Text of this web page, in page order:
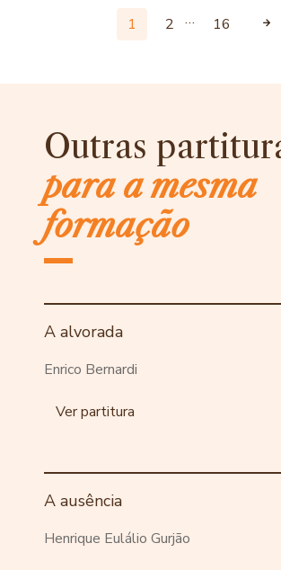
1 2 … 16
Outras
para a mesma
formação
A alvorada
Enrico Bernardi
Ver partitura
A ausência
Henrique Eulálio Gurjão